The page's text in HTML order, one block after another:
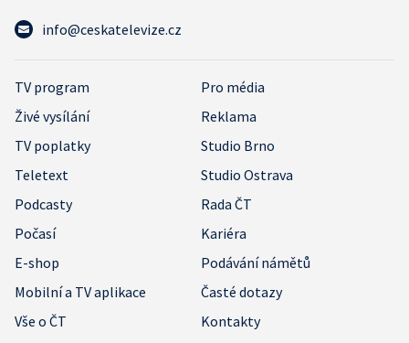
info@ceskatelevize.cz
TV program
Pro média
Živé vysílání
Reklama
TV poplatky
Studio Brno
Teletext
Studio Ostrava
Podcasty
Rada ČT
Počasí
Kariéra
E-shop
Podávání námětů
Mobilní a TV aplikace
Časté dotazy
Vše o ČT
Kontakty